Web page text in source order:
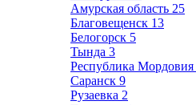
Амурская область 25
Благовещенск 13
Белогорск 5
Тында 3
Республика Мордовия
Саранск 9
Рузаевка 2